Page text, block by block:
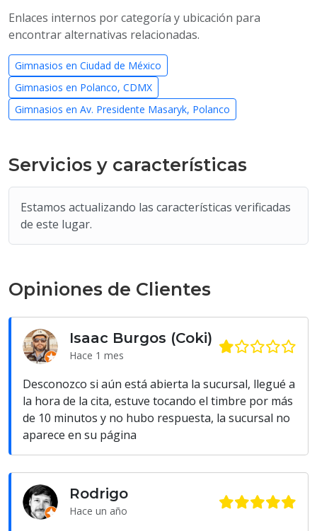
Enlaces internos por categoría y ubicación para
encontrar alternativas relacionadas.
Gimnasios en Ciudad de México
Gimnasios en Polanco, CDMX
Gimnasios en Av. Presidente Masaryk, Polanco
Servicios y características
Estamos actualizando las características verificadas
de este lugar.
Opiniones de Clientes
Isaac Burgos (Coki)
Hace 1 mes
Desconozco si aún está abierta la sucursal, llegué a
la hora de la cita, estuve tocando el timbre por más
de 10 minutos y no hubo respuesta, la sucursal no
aparece en su página
Rodrigo
Hace un año